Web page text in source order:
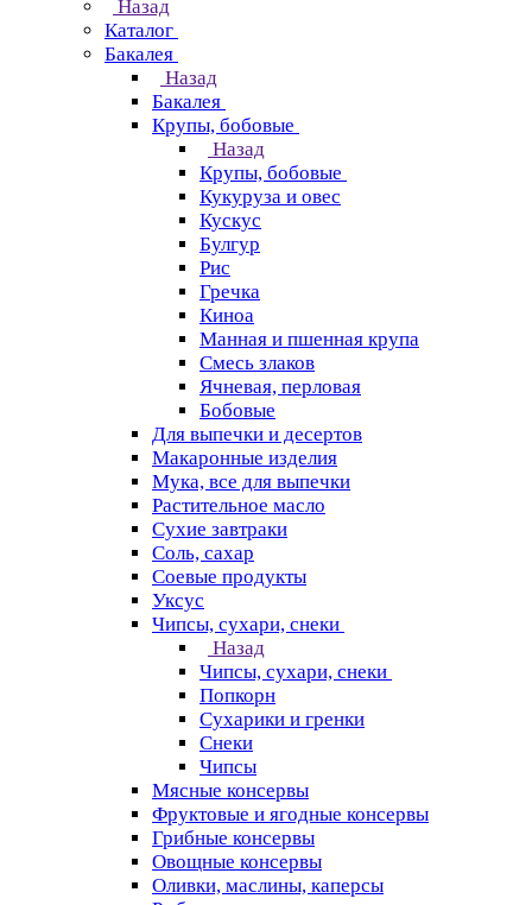
Назад
Каталог
Бакалея
Назад
Бакалея
Крупы, бобовые
Назад
Крупы, бобовые
Кукуруза и овес
Кускус
Булгур
Рис
Гречка
Киноа
Манная и пшенная крупа
Смесь злаков
Ячневая, перловая
Бобовые
Для выпечки и десертов
Макаронные изделия
Мука, все для выпечки
Растительное масло
Сухие завтраки
Соль, сахар
Соевые продукты
Уксус
Чипсы, сухари, снеки
Назад
Чипсы, сухари, снеки
Попкорн
Сухарики и гренки
Снеки
Чипсы
Мясные консервы
Фруктовые и ягодные консервы
Грибные консервы
Овощные консервы
Оливки, маслины, каперсы